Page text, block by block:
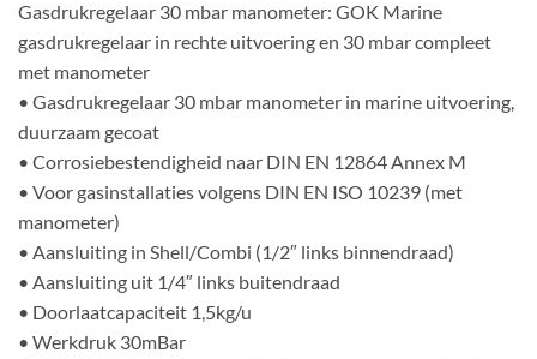
Gasdrukregelaar 30 mbar manometer: GOK Marine
gasdrukregelaar in rechte uitvoering en 30 mbar compleet
met manometer
• Gasdrukregelaar 30 mbar manometer in marine uitvoering,
duurzaam gecoat
• Corrosiebestendigheid naar DIN EN 12864 Annex M
• Voor gasinstallaties volgens DIN EN ISO 10239 (met
manometer)
• Aansluiting in Shell/Combi (1/2″ links binnendraad)
• Aansluiting uit 1/4″ links buitendraad
• Doorlaatcapaciteit 1,5kg/u
• Werkdruk 30mBar